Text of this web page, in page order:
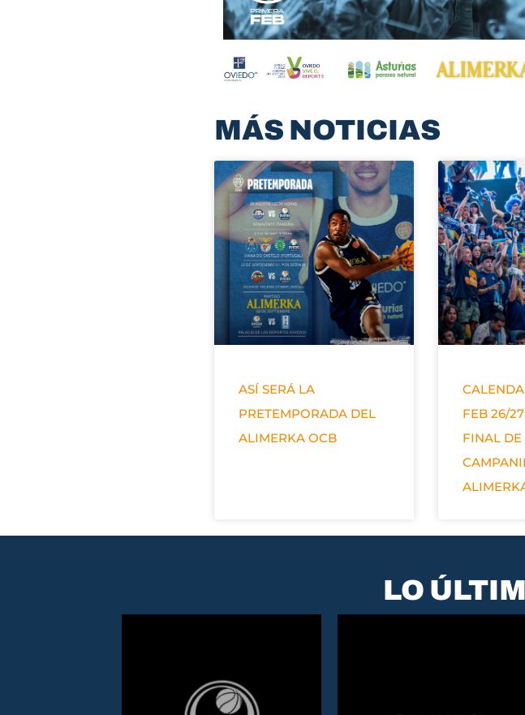
MÁS NOTICIAS
ASÍ SERÁ LA
PRETEMPORADA DEL
ALIMERKA OCB
FEB 26/
FINAL
LO